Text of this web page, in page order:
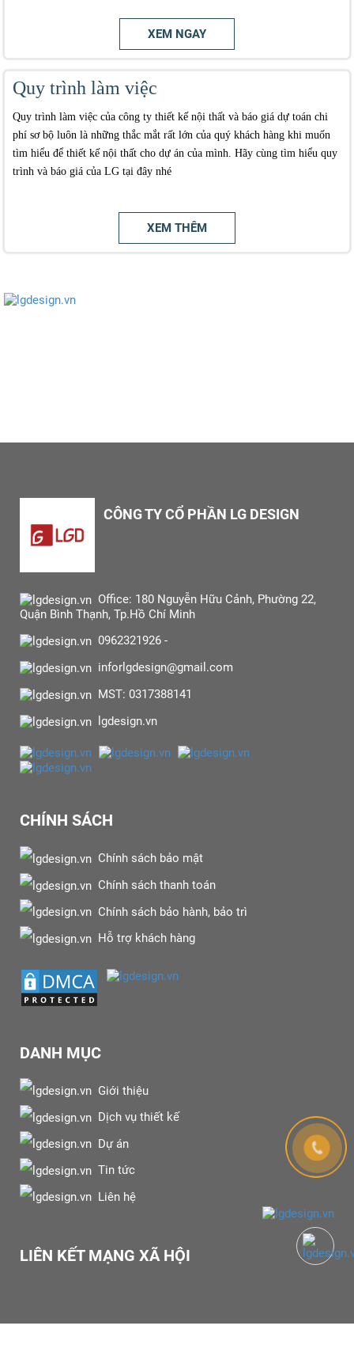
XEM NGAY
Quy trình làm việc
Quy trình làm việc của công ty thiết kế nội thất và báo giá dự toán chi
phí sơ bộ luôn là những thắc mắt rất lớn của quý khách hàng khi muốn
tìm hiểu để thiết kế nội thất cho dự án của mình. Hãy cùng tìm hiểu quy
trình và báo giá của LG tại đây nhé
XEM THÊM
CÔNG TY CỔ PHẦN LG DESIGN
Office: 180 Nguyễn Hữu Cảnh, Phường 22,
Quận Bình Thạnh, Tp.Hồ Chí Minh
0962321926 -
inforlgdesign@gmail.com
MST: 0317388141
lgdesign.vn
CHÍNH SÁCH
Chính sách bảo mật
Chính sách thanh toán
Chính sách bảo hành, bảo trì
Hỗ trợ khách hàng
DANH MỤC
Giới thiệu
Dịch vụ thiết kế
Dự án
Tin tức
Liên hệ
LIÊN KẾT MẠNG XÃ HỘI